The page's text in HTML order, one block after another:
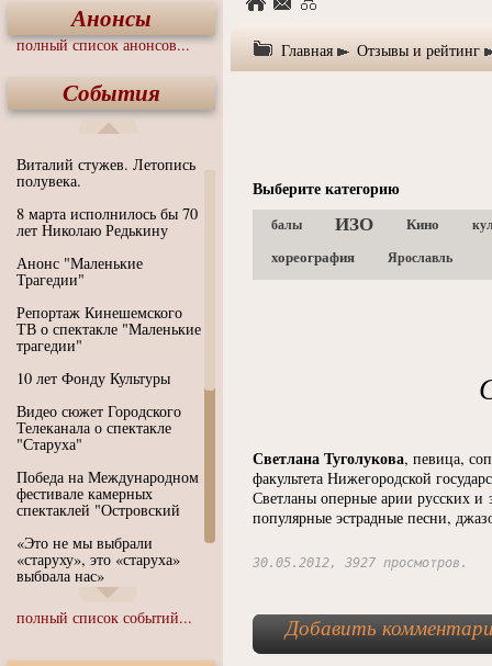
Анонсы
полный список анонсов...
События
Виталий стужев. Летопись
полувека.
8 марта исполнилось бы 70
лет Николаю Редькину
Анонс "Маленькие
Трагедии"
Репортаж Кинешемского
ТВ о спектакле "Маленькие
трагедии"
10 лет Фонду Культуры
Видео сюжет Городского
Телеканала о спектакле
"Старуха"
Победа на Международном
фестивале камерных
спектаклей "Островский
«Это не мы выбрали
«старуху», это «старуха»
выбрала нас»
Иммерсивный спектакль
"Язык чистого полета
полный список событий...
Главная Отзывы и рейтинг
Выберите категорию
балы ИЗО Кино
хореография Ярославль
Светлана Туголукова, певица,
факультета Нижегородской
Светланы оперные арии русских
популярные эстрадные песни,
30.05.2012, 3927 просмотров.
Добавить